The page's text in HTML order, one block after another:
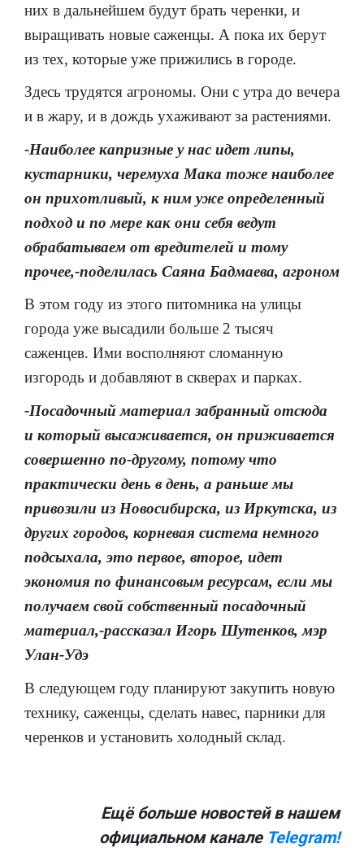
них в дальнейшем будут брать черенки, и
выращивать новые саженцы. А пока их берут
из тех, которые уже прижились в городе.
Здесь трудятся агрономы. Они с утра до вечера
и в жару, и в дождь ухаживают за растениями.
-Наиболее капризные у нас идет липы,
кустарники, черемуха Мака тоже наиболее
он прихотливый, к ним уже определенный
подход и по мере как они себя ведут
обрабатываем от вредителей и тому
прочее,-поделилась Саяна Бадмаева, агроном
В этом году из этого питомника на улицы
города уже высадили больше 2 тысяч
саженцев. Ими восполняют сломанную
изгородь и добавляют в скверах и парках.
-Посадочный материал забранный отсюда
и который высаживается, он приживается
совершенно по-другому, потому что
практически день в день, а раньше мы
привозили из Новосибирска, из Иркутска, из
других городов, корневая система немного
подсыхала, это первое, второе, идет
экономия по финансовым ресурсам, если мы
получаем свой собственный посадочный
материал,-рассказал Игорь Шутенков, мэр
Улан-Удэ
В следующем году планируют закупить новую
технику, саженцы, сделать навес, парники для
черенков и установить холодный склад.
Ещё больше новостей в нашем
официальном канале Telegram!